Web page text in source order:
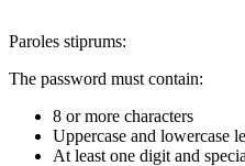
Paroles stiprums:
The password must contain:
8 or more characters
Uppercase and lowercase
At least one digit and